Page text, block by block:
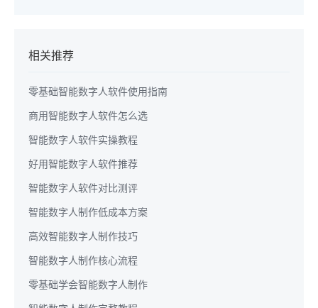
相关推荐
零基础智能数字人软件使用指南
商用智能数字人软件怎么选
智能数字人软件实操教程
好用智能数字人软件推荐
智能数字人软件对比测评
智能数字人制作低成本方案
高效智能数字人制作技巧
智能数字人制作核心流程
零基础学会智能数字人制作